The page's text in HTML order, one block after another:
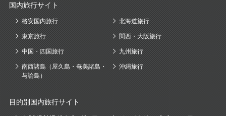
国内旅行サイト
格安国内旅行
北海道旅行
東京旅行
関西・大阪旅行
中国・四国旅行
九州旅行
南西諸島（屋久島・奄美諸島・
与論島）
沖縄旅行
目的別国内旅行サイト